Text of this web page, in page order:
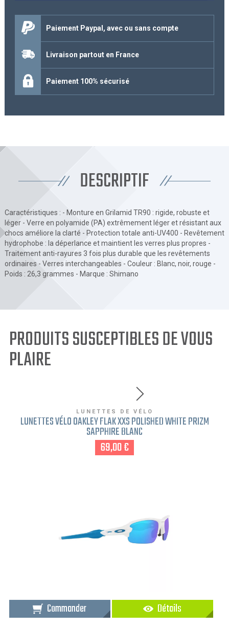
Paiement Paypal, avec ou sans compte
Livraison partout en France
Paiement 100% sécurisé
DESCRIPTIF
Caractéristiques : - Monture en Grilamid TR90 : rigide, robuste et
léger - Verre en polyamide (PA) extrêmement léger et résistant aux
chocs améliore la clarté - Protection totale anti-UV400 - Revêtement
hydrophobe : la déperlance et maintient les verres plus propres -
Traitement anti-rayures 3 fois plus durable que les revêtements
ordinaires - Verres interchangeables - Couleur : Blanc, noir, rouge -
Poids : 26,3 grammes - Marque : Shimano
PRODUITS SUSCEPTIBLES DE VOUS
PLAIRE
LUNETTES DE VÉLO
LUNETTES VÉLO OAKLEY FLAK XXS POLISHED WHITE PRIZM
SAPPHIRE BLANC
69,00 €
Commander Détails